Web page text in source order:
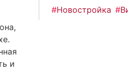
и
#Новостройка #